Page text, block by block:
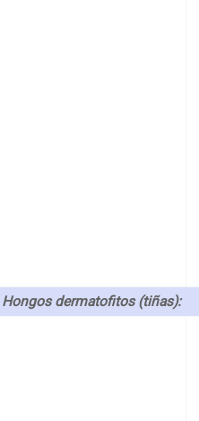
Hongos dermatofitos (tiñas):